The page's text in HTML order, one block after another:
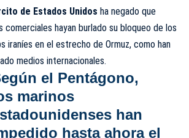
de Estados Unidos ha negado que
comerciales hayan burlado su bloqueo de los
iraníes en el estrecho de Ormuz, como han
medios internacionales.
el Pentágono,
marinos
han
hasta ahora el